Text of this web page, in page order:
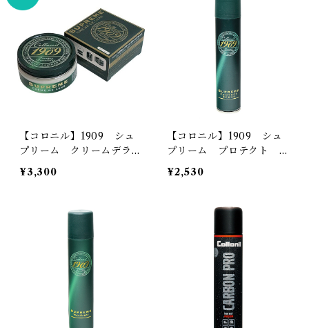
【コロニル】1909 シュ
プリーム クリームデラッ
クス
¥3,300
【コロニル】1909 シュ
プリーム プロテクト ス
プレー
¥2,530